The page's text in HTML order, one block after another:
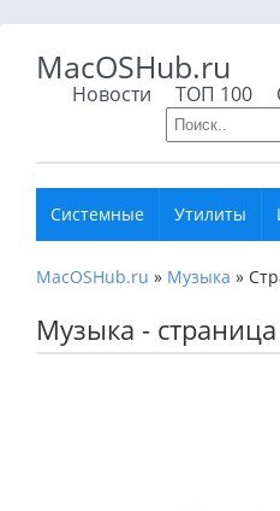
MacOSHub.ru
Новости ТОП 100
Системные Утилиты
MacOSHub.ru » Музыка »
Музыка - страница